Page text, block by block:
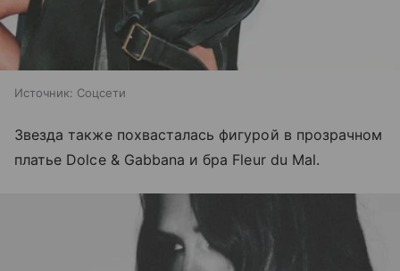
Источник: Соцсети
Звезда также похвасталась фигурой в прозрачном
платье Dolce & Gabbana и бра Fleur du Mal.